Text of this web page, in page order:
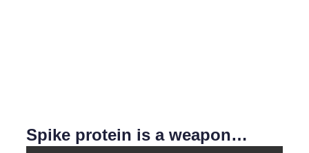
Spike protein is a weapon…